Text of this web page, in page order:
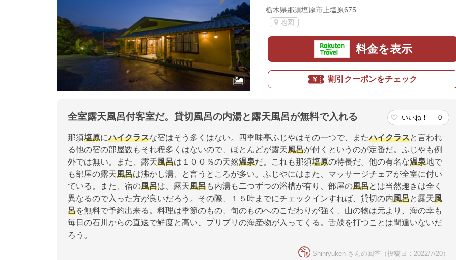
栃木県那須塩原市上塩原675
地図
料金を表示
割引クーポンをチェック
全室露天風呂付客室だ。貸切風呂の内湯と露天風呂が無料で入れる いいね！ 0
那須塩原にハイクラスな宿はそう多くはない。四季味亭ふじやはその一つで、またハイクラスと言われ
る他の宿の部屋数もそれ程多くはないので、ほとんどが露天風呂が付くというのが定番だ。ふじやも例
外では無い。また、露天風呂は１００％の天然温泉だ。これも那須塩原の特長だ。他の有名な温泉地で
も部屋の露天風呂は沸かし湯、と言うところが多い。ふじやにはまた、マッサージチェアが全室に付い
ている。また、宿の風呂は、露天風呂も内湯も二つずつの浴槽が有り、部屋の風呂とは当然趣きは全く
異なるので入った方が良いだろう。その際、１５時までにチェックインすれば、貸切の内風呂と露天風
呂を無料で予約出来る。料理は季節のもの、旬のものへのこだわりが強く、山の物は元より、海の幸も
毎日の石川からの直送で鮮度と高い、プリプリの海産物が入ってくる。舌鼓を打つことは間違いないだ
ろう。
Shinryuken さんの回答（投稿日：2022/7/20）